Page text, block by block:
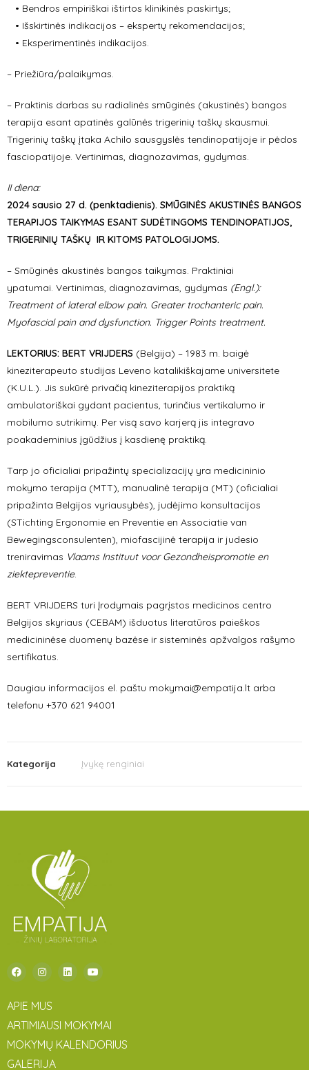
• Bendros empiriškai ištirtos klinikinės paskirtys;
• Išskirtinės indikacijos – ekspertų rekomendacijos;
• Eksperimentinės indikacijos.
– Priežiūra/palaikymas.
– Praktinis darbas su radialinės smūginės (akustinės) bangos
terapija esant apatinės galūnės trigerinių taškų skausmui.
Trigerinių taškų įtaka Achilo sausgyslės tendinopatijoje ir pėdos
fasciopatijoje. Vertinimas, diagnozavimas, gydymas.
II diena:
2024 sausio 27 d. (penktadienis). SMŪGINĖS AKUSTINĖS BANGOS
TERAPIJOS TAIKYMAS ESANT SUDĖTINGOMS TENDINOPATIJOS,
TRIGERINIŲ TAŠKŲ IR KITOMS PATOLOGIJOMS.
– Smūginės akustinės bangos taikymas. Praktiniai
ypatumai. Vertinimas, diagnozavimas, gydymas (Engl.):
Treatment of lateral elbow pain. Greater trochanteric pain.
Myofascial pain and dysfunction. Trigger Points treatment.
LEKTORIUS: BERT VRIJDERS (Belgija) – 1983 m. baigė
kineziterapeuto studijas Leveno katalikiškajame universitete
(K.U.L.). Jis sukūrė privačią kineziterapijos praktiką
ambulatoriškai gydant pacientus, turinčius vertikalumo ir
mobilumo sutrikimų. Per visą savo karjerą jis integravo
poakademinius įgūdžius į kasdienę praktiką.
Tarp jo oficialiai pripažintų specializacijų yra medicininio
mokymo terapija (MTT), manualinė terapija (MT) (oficialiai
pripažinta Belgijos vyriausybės), judėjimo konsultacijos
(STichting Ergonomie en Preventie en Associatie van
Bewegingsconsulenten), miofascijinė terapija ir judesio
treniravimas Vlaams Instituut voor Gezondheispromotie en
ziektepreventie.
BERT VRIJDERS turi Įrodymais pagrįstos medicinos centro
Belgijos skyriaus (CEBAM) išduotus literatūros paieškos
medicininėse duomenų bazėse ir sisteminės apžvalgos rašymo
sertifikatus.
Daugiau informacijos el. paštu mokymai@empatija.lt arba
telefonu +370 621 94001
Kategorija Įvykę renginiai
APIE MUS
ARTIMIAUSI MOKYMAI
MOKYMŲ KALENDORIUS
GALERIJA